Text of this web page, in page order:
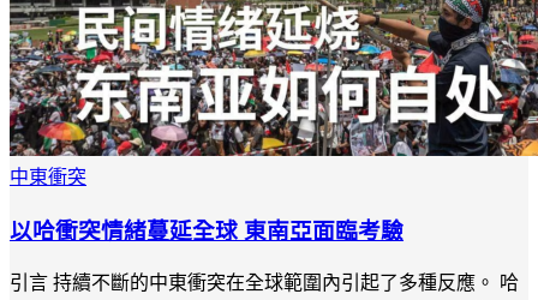
中東衝突
以哈衝突情緒蔓延全球 東南亞面臨考驗
引言 持續不斷的中東衝突在全球範圍內引起了多種反應。 哈